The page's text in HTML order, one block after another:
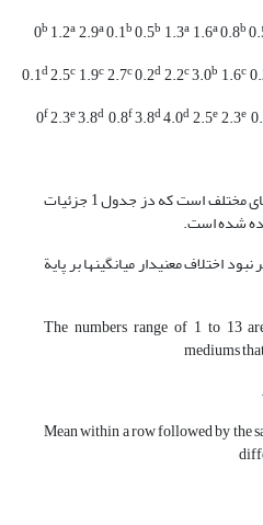
0.8b
1.6a
1.3a
0.5b
0.1b
2.9a
1.2a
0b
1.6c
3.0b
2.2c
0.2d
2.7c
1.9c
2.5c
0.1d
2.3e
2.5e
4.0d
3.8d
0.8f
3.8d
2.3e
0f
*عددهای 1تا 13 نوع محیط کشت­های مختلف است که دز جدول 1 جزئیات
شده است.
اختلاف معنی­دار میانگین­ها بر پایة
* The numbers range of 1 to 13
mediums
Mean within a row followed by the